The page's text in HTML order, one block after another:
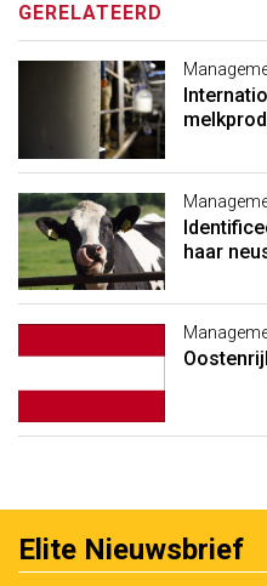
GERELATEERD
haar
Elite Nieuwsbrief